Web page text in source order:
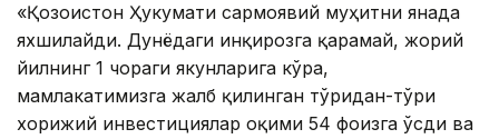
«Қозоғистон Ҳукумати сармоявий муҳитни янада
яхшилайди. Дунёдаги инқирозга қарамай, жорий
йилнинг 1 чораги якунларига кўра,
мамлакатимизга жалб қилинган тўғридан-тўғри
хорижий инвестициялар оқими 54 фоизга ўсди ва